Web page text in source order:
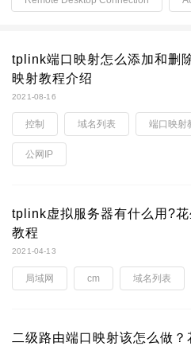
tplink端口映射怎么添加和删
映射教程介绍
2021-08-16
控制 域名列表 端口映射
公网IP
tplink虚拟服务器有什么用?
教程
2021-04-13
局域网 cm 域名列表
二级路由端口映射该怎么做